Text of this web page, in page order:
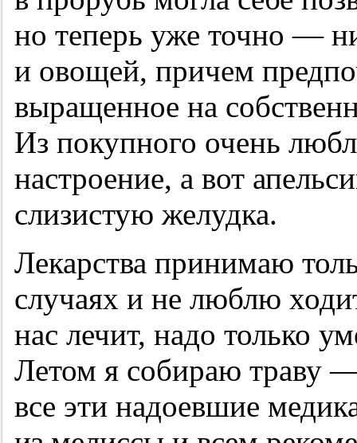
но теперь уже точно —
и овощей, причем
выращенное на
Из покупного очень
настроение, а вот
слизистую желудка.
Лекарства принимаю
случаях и не люблю
нас лечит, надо только
Летом я собираю траву
все эти надоевшие